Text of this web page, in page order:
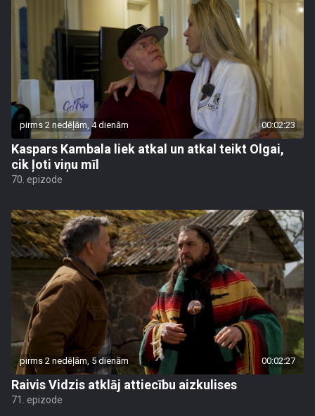
pirms 2 nedēļām, 4 dienām 00:02:23
Kaspars Kambala liek atkal un atkal teikt Olgai,
cik ļoti viņu mīl
70. epizode
pirms 2 nedēļām, 5 dienām 00:02:27
Raivis Vidzis atklāj attiecību aizkulises
71. epizode